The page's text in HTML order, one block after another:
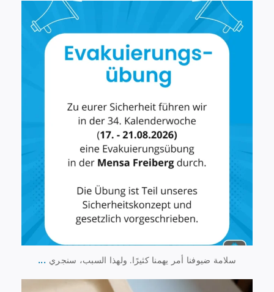
سلامة ضيوفنا أمر يهمنا كثيرًا. ولهذا السبب، سنجري ...